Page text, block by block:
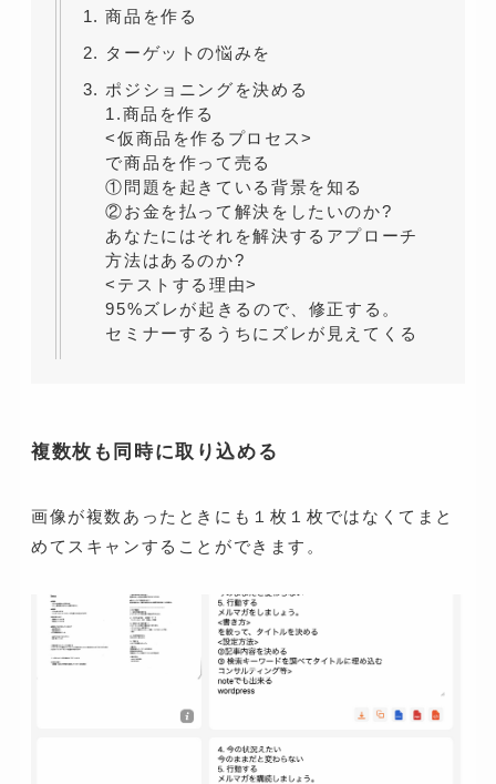
商品を作る
ターゲットの悩みを
ポジショニングを決める
1.商品を作る
<仮商品を作るプロセス>
で商品を作って売る
①問題を起きている背景を知る
②お金を払って解決をしたいのか?
あなたにはそれを解決するアプローチ
方法はあるのか?
<テストする理由>
95%ズレが起きるので、修正する。
セミナーするうちにズレが見えてくる
複数枚も同時に取り込める
画像が複数あったときにも１枚１枚ではなくてまと
めてスキャンすることができます。